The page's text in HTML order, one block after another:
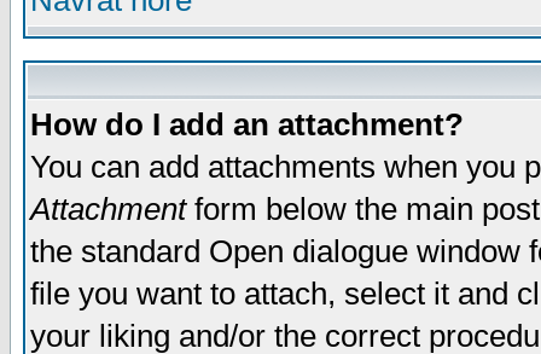
How do I add an attachment?
You can add attachments when you
Attachmentform below the main
the standard Open dialogue window
file you want to attach, select it and
your liking and/or the correct